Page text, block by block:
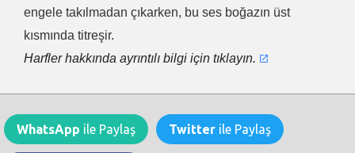
engele takılmadan çıkarken, bu ses boğazın üst
kısmında titreşir.
Harfler hakkında ayrıntılı bilgi için tıklayın.
WhatsApp ile Paylaş Twitter ile Paylaş